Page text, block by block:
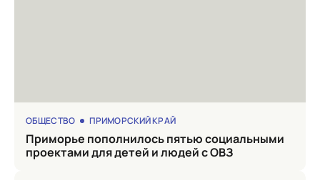
ОБЩЕСТВО ПРИМОРСКИЙ КРАЙ
Приморье пополнилось пятью социальными
проектами для детей и людей с ОВЗ